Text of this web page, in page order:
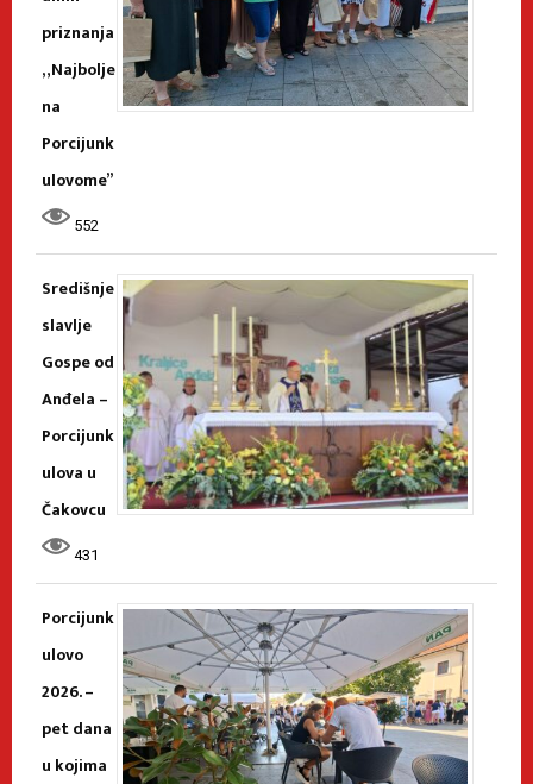
priznanja
„Najbolje
na
Porcijunk
ulovome”
552
Središnje
slavlje
Gospe od
Anđela –
Porcijunk
ulova u
Čakovcu
431
Porcijunk
ulovo
2026. –
pet dana
u kojima